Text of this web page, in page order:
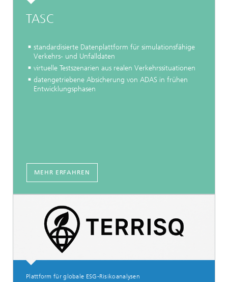
TASC
standardisierte Datenplattform für simulationsfähige
Verkehrs- und Unfalldaten
virtuelle Testszenarien aus realen Verkehrssituationen
datengetriebene Absicherung von ADAS in frühen
Entwicklungsphasen
MEHR ERFAHREN
Plattform für globale ESG-Risikoanalysen